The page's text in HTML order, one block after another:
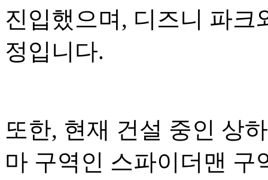
진입했으며, 디즈니 파크
정입니다.
또한, 현재 건설 중인 상
마 구역인 스파이더맨 구